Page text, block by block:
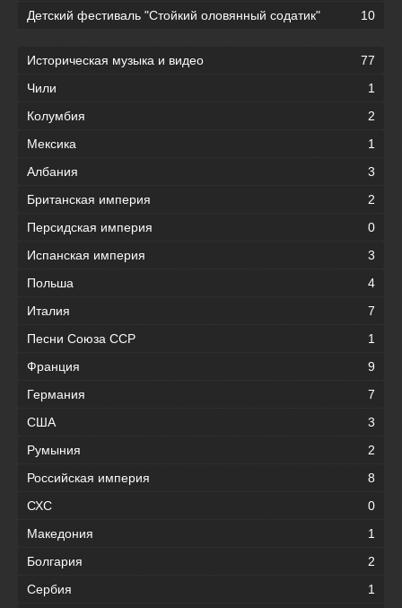
Детский фестиваль "Стойкий оловянный содатик" 10
Историческая музыка и видео
77
Чили
1
Колумбия
2
Мексика
1
Албания
3
Британская империя
2
Персидская империя
0
Испанская империя
3
Польша
4
Италия
7
Песни Союза ССР
1
Франция
9
Германия
7
США
3
Румыния
2
Российская империя
8
СХС
0
Македония
1
Болгария
2
Сербия
1